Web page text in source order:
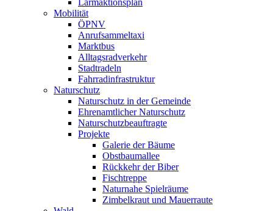
Lärmaktionsplan
Mobilität
ÖPNV
Anrufsammeltaxi
Marktbus
Alltagsradverkehr
Stadtradeln
Fahrradinfrastruktur
Naturschutz
Naturschutz in der Gemeinde
Ehrenamtlicher Naturschutz
Naturschutzbeauftragte
Projekte
Galerie der Bäume
Obstbaumallee
Rückkehr der Biber
Fischtreppe
Naturnahe Spielräume
Zimbelkraut und Mauerraute